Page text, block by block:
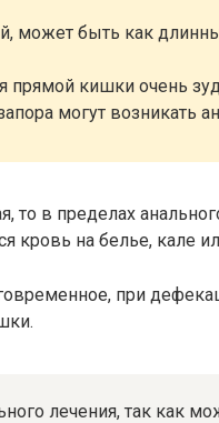
может быть как
кишки очень
могут возникать
то в пределах
кровь на белье, кале
при
лечения, так как